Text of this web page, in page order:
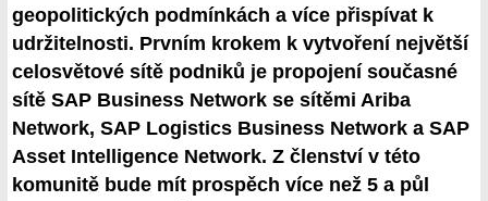
geopolitických podmínkách a více přispívat k
udržitelnosti. Prvním krokem k vytvoření největší
celosvětové sítě podniků je propojení současné
sítě SAP Business Network se sítěmi Ariba
Network, SAP Logistics Business Network a SAP
Asset Intelligence Network. Z členství v této
komunitě bude mít prospěch více než 5 a půl